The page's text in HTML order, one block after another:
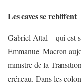
Les caves se rebiffent
Gabriel Attal – qui est
Emmanuel Macron
ministre de la
créneau. Dans les